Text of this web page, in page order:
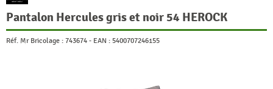
Pantalon Hercules gris et noir 54 HEROCK
Réf. Mr Bricolage : 743674 - EAN : 5400707246155